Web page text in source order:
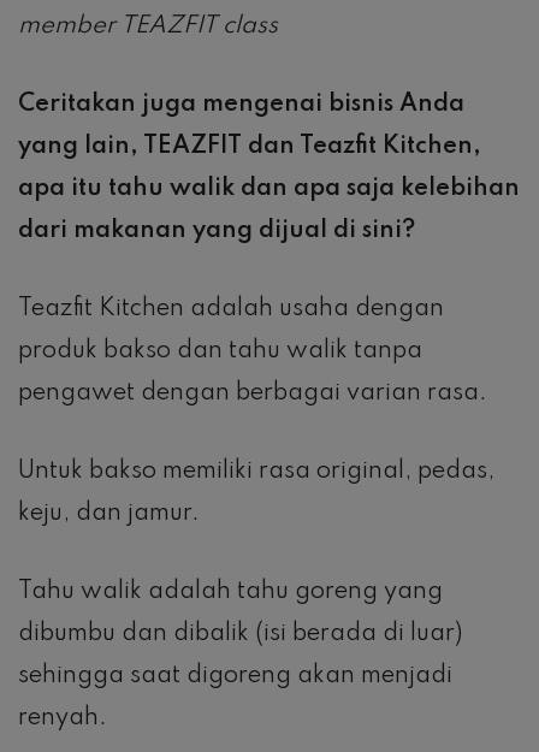
member TEAZFIT class
Ceritakan juga mengenai bisnis Anda
yang lain, TEAZFIT dan Teazfit Kitchen,
apa itu tahu walik dan apa saja kelebihan
dari makanan yang dijual di sini?
Teazfit Kitchen adalah usaha dengan
produk bakso dan tahu walik tanpa
pengawet dengan berbagai varian rasa.
Untuk bakso memiliki rasa original, pedas,
keju, dan jamur.
Tahu walik adalah tahu goreng yang
dibumbu dan dibalik (isi berada di luar)
sehingga saat digoreng akan menjadi
renyah.